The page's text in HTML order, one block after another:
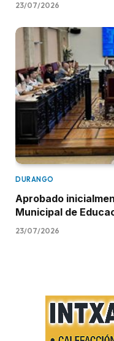
23/07/2026
DURANGO
Aprobado
Municipal de
23/07/2026